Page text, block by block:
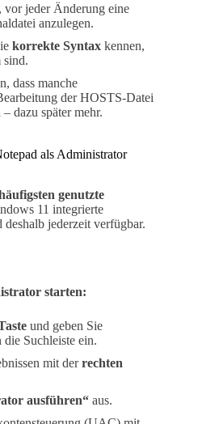
vor jeder Änderung eine
anzulegen.
korrekte Syntax kennen,
sind.
dass manche
der HOSTS-Datei
dazu später mehr.
als Administrator
genutzte
11 integrierte
jederzeit verfügbar.
starten:
und geben Sie
die Suchleiste ein.
mit derrechten
ausführen“ aus.